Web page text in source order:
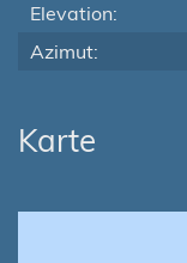
Elevation:
Azimut:
Karte